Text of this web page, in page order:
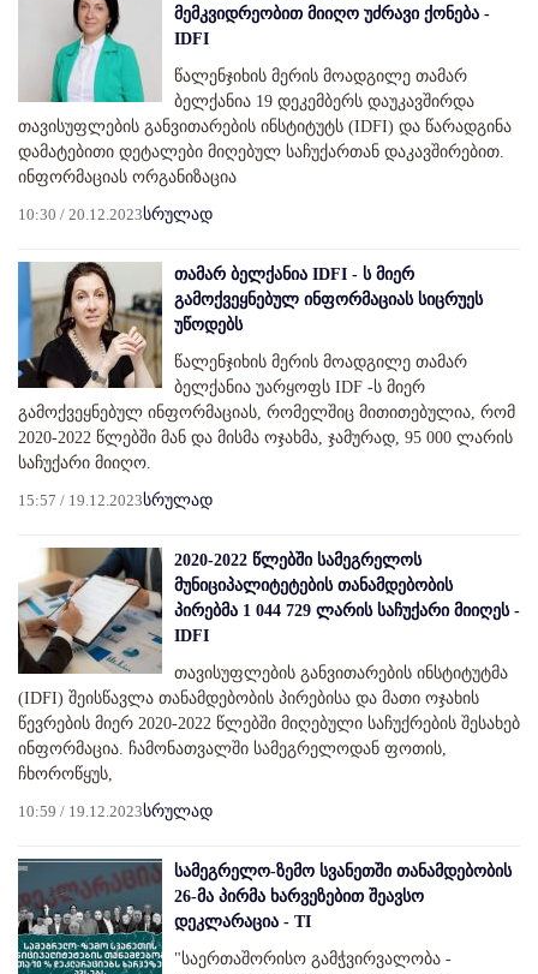
მემკვიდრეობით მიიღო უძრავი ქონება -
IDFI
წალენჯიხის მერის მოადგილე თამარ
ბელქანია 19 დეკემბერს დაუკავშირდა
თავისუფლების განვითარების ინსტიტუტს (IDFI) და წარადგინა
დამატებითი დეტალები მიღებულ საჩუქართან დაკავშირებით.
ინფორმაციას ორგანიზაცია
10:30 / 20.12.2023სრულად
თამარ ბელქანია IDFI - ს მიერ
გამოქვეყნებულ ინფორმაციას სიცრუეს
უწოდებს
წალენჯიხის მერის მოადგილე თამარ
ბელქანია უარყოფს IDF -ს მიერ
გამოქვეყნებულ ინფორმაციას, რომელშიც მითითებულია, რომ
2020-2022 წლებში მან და მისმა ოჯახმა, ჯამურად, 95 000 ლარის
საჩუქარი მიიღო.
15:57 / 19.12.2023სრულად
2020-2022 წლებში სამეგრელოს
მუნიციპალიტეტების თანამდებობის
პირებმა 1 044 729 ლარის საჩუქარი მიიღეს -
IDFI
თავისუფლების განვითარების ინსტიტუტმა
(IDFI) შეისწავლა თანამდებობის პირებისა და მათი ოჯახის
წევრების მიერ 2020-2022 წლებში მიღებული საჩუქრების შესახებ
ინფორმაცია. ჩამონათვალში სამეგრელოდან ფოთის,
ჩხოროწყუს,
10:59 / 19.12.2023სრულად
სამეგრელო-ზემო სვანეთში თანამდებობის
26-მა პირმა ხარვეზებით შეავსო
დეკლარაცია - TI
"საერთაშორისო გამჭვირვალობა -